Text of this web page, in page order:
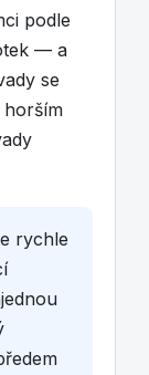
podle
— a
se
horším
rychle